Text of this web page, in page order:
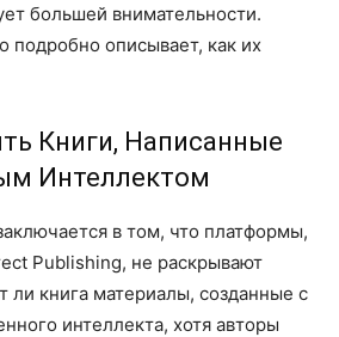
большей внимательности.
подробно описывает, как их
Книги, Написанные
Интеллектом
в том, что платформы,
Publishing, не раскрывают
ли книга материалы, созданные с
интеллекта, хотя авторы